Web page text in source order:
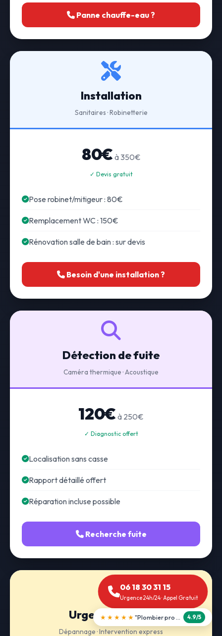
Panne chauffe-eau ?
Installation
Sanitaires · Robinetterie
80€ à 350€
✓ Devis gratuit
Pose robinet/mitigeur : 80€
Remplacement WC : 150€
Rénovation salle de bain : sur devis
Besoin d'une installation ?
Détection de fuite
Caméra thermique · Acoustique
120€ à 250€
✓ Diagnostic offert
Localisation sans casse
Rapport détaillé offert
Réparation incluse possible
Recherche fuite
Urgence 24h/24
Dépannage · Intervention express
06 18 30 31 15
Urgence 24h/24 · Appel Gratuit
★★★★★ "Débouchage WC en 30 min" 5.0/5